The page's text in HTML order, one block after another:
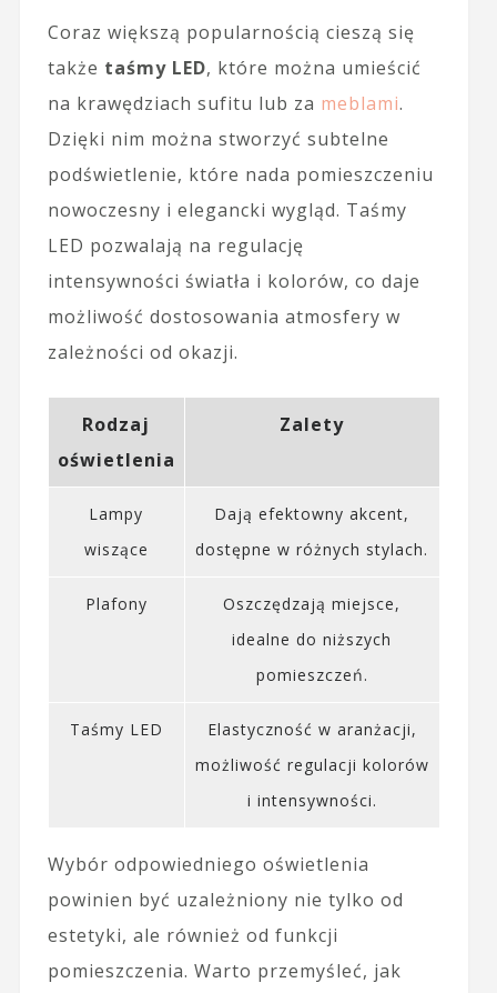
Coraz większą popularnością cieszą się
także taśmy LED, które można umieścić
na krawędziach sufitu lub za meblami.
Dzięki nim można stworzyć subtelne
podświetlenie, które nada pomieszczeniu
nowoczesny i elegancki wygląd. Taśmy
LED pozwalają na regulację
intensywności światła i kolorów, co daje
możliwość dostosowania atmosfery w
zależności od okazji.
Rodzaj
oświetlenia
Zalety
Lampy
wiszące
Dają efektowny akcent,
dostępne w różnych stylach.
Plafony
Oszczędzają miejsce,
idealne do niższych
pomieszczeń.
Taśmy LED
Elastyczność w aranżacji,
możliwość regulacji kolorów
i intensywności.
Wybór odpowiedniego oświetlenia
powinien być uzależniony nie tylko od
estetyki, ale również od funkcji
pomieszczenia. Warto przemyśleć, jak